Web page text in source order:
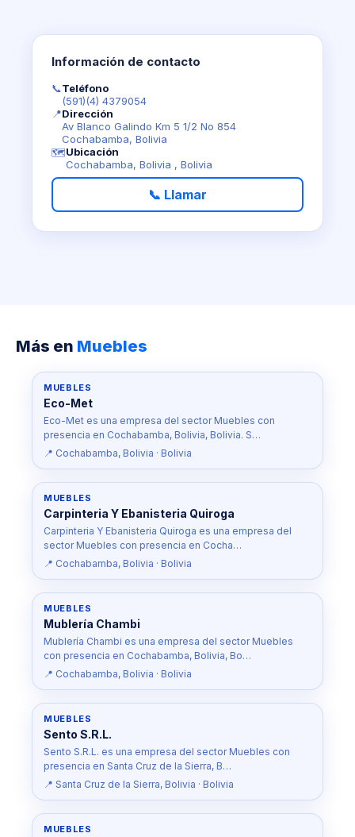
Información de contacto
📞Teléfono
(591)(4) 4379054
📍Dirección
Av Blanco Galindo Km 5 1/2 No 854
Cochabamba, Bolivia
🗺️Ubicación
Cochabamba, Bolivia , Bolivia
📞 Llamar
Más en Muebles
MUEBLES
Eco-Met
Eco-Met es una empresa del sector Muebles con
presencia en Cochabamba, Bolivia, Bolivia. S…
📍 Cochabamba, Bolivia · Bolivia
MUEBLES
Carpinteria Y Ebanisteria Quiroga
Carpinteria Y Ebanisteria Quiroga es una empresa del
sector Muebles con presencia en Cocha…
📍 Cochabamba, Bolivia · Bolivia
MUEBLES
Mublería Chambi
Mublería Chambi es una empresa del sector Muebles
con presencia en Cochabamba, Bolivia, Bo…
📍 Cochabamba, Bolivia · Bolivia
MUEBLES
Sento S.R.L.
Sento S.R.L. es una empresa del sector Muebles con
presencia en Santa Cruz de la Sierra, B…
📍 Santa Cruz de la Sierra, Bolivia · Bolivia
MUEBLES